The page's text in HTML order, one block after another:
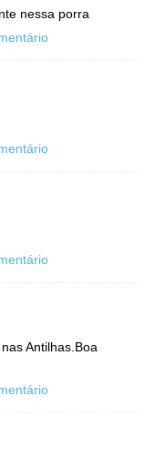
nessa porra
Antilhas.Boa